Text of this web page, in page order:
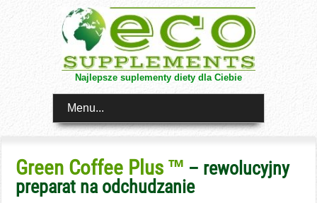
Najlepsze suplementy diety dla Ciebie
Menu...
Green Coffee Plus ™ – rewolucyjny
preparat na odchudzanie